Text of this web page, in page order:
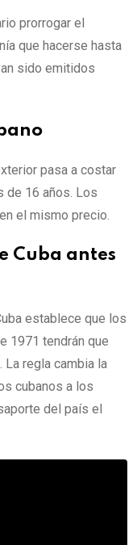
prorrogar el
que hacerse hasta
sido emitidos
pasa a costar
de 16 años. Los
el mismo precio.
Cuba antes
establece que los
1971 tendrán que
La regla cambia la
cubanos a los
del país el